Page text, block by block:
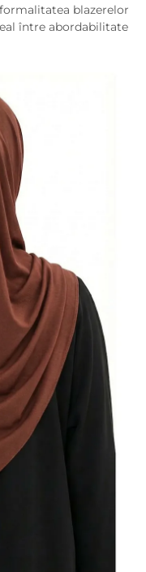
blazerelor
între abordabilitate